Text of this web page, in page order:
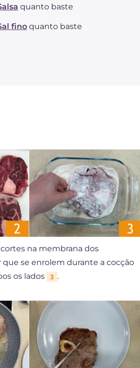
quanto baste
fino quanto baste
na membrana dos
que se enrolem durante a cocção
os lados 3 .